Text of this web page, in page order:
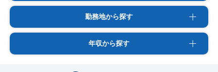
勤務地から探す
年収から探す